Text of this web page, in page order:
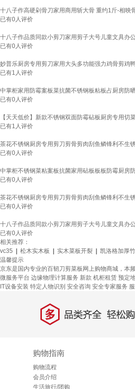
十八子作高硬剁骨刀家用商用斩大骨 重约1斤-相
已有0人评价
十八子作品质同款小剪刀家用剪子大号儿童文具办
已有0人评价
妙普乐厨房专用剪刀家用大头多功能强力鸡骨剪鸡
已有1 人评价
中掌柜家用防霉案板菜抗菌不锈钢板粘板占厨房防
已有0人评价
【天天低价】新款不锈钢双面防霉砧板厨房专用
已有1 人评价
茶花不锈钢厨房专用剪刀剪骨剪肉刮鱼鳞锋利不生
已有0人评价
中掌柜不锈钢菜粘案板抗菌家用砧板板板防霉厨房
已有0人评价
茶花不锈钢厨房专用剪刀剪骨剪肉刮鱼鳞锋利不生
已有0人评价
十八子作品质同款小剪刀家用剪子大号儿童文具办
已有0人评价
相关推荐：
vc35
松木实木板 实木菜板开裂 凯洛格加厚
温馨提示
京东是国内专业的百韧刀剪菜板网上购物商城，本
微服务平台 边缘物理计算服务 新款 机柜租赁 预定
IT设备安装 特定人物识别 安全咨询 安全专家服务
多 品类齐全，轻松购物
购物指南
购物流程
会员介绍
生活旅行/团购